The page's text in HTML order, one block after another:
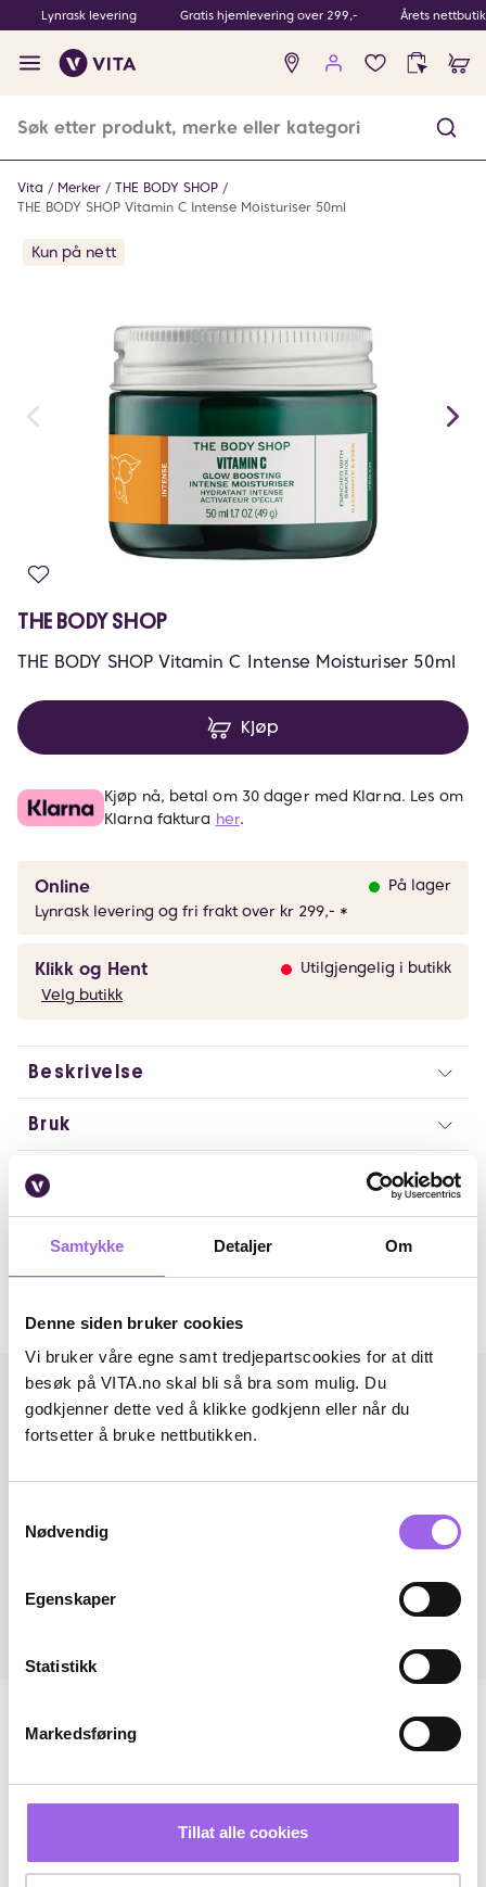
Samtykke Detaljer Om
Denne siden bruker cookies
Vi bruker våre egne samt tredjepartscookies for at ditt
besøk på VITA.no skal bli så bra som mulig. Du
godkjenner dette ved å klikke godkjenn eller når du
fortsetter å bruke nettbutikken.
Nødvendig
Egenskaper
Statistikk
Markedsføring
Tillat alle cookies
Lynrask levering Gratis hjemlevering over 299,- Årets
Ingen
produkter
Vita Merker
THE BODY SHOP
THE BODY SHOP Vitamin C Intense Moisturiser 50ml
Kun på nett
THE BODY SHOP
THE BODY SHOP Vitamin C Intense Moisturiser 50ml
Kjøp
Kjøp nå, betal om 30 dager med Klarna. Les om
Klarna faktura her.
Online
På lager
Lynrask levering og fri frakt over kr 299,- *
Klikk og Hent
Utilgjengelig i butikk
Velg butikk
Beskrivelse
Bruk
Ingredienser
Omtaler
Andre har også kjøpt..